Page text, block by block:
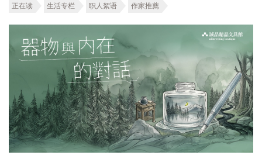
正在读 生活专栏 职人絮语 作家推薦